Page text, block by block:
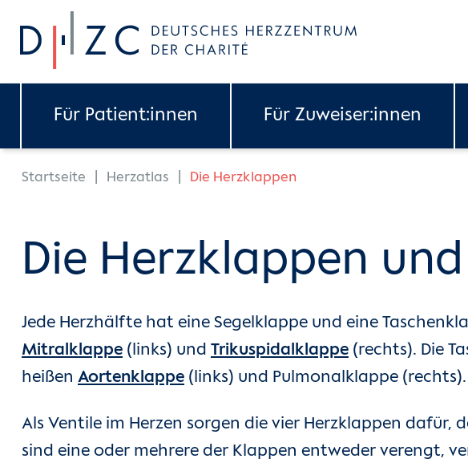
Skip to main content
Für Patient:innen Für Zuweiser:innen
You are here:
Startseite Herzatlas Die Herzklappen
Die Herzklappen
Jede Herzhälfte hat eine Segelklappe und eine
Mitralklappe (links) und Trikuspidalklappe (rechts). Die
heißen Aortenklappe (links) und Pulmonalklappe (rechts).
Als Ventile im Herzen sorgen die vier Herzklappen dafür,
sind eine oder mehrere der Klappen entweder verengt,